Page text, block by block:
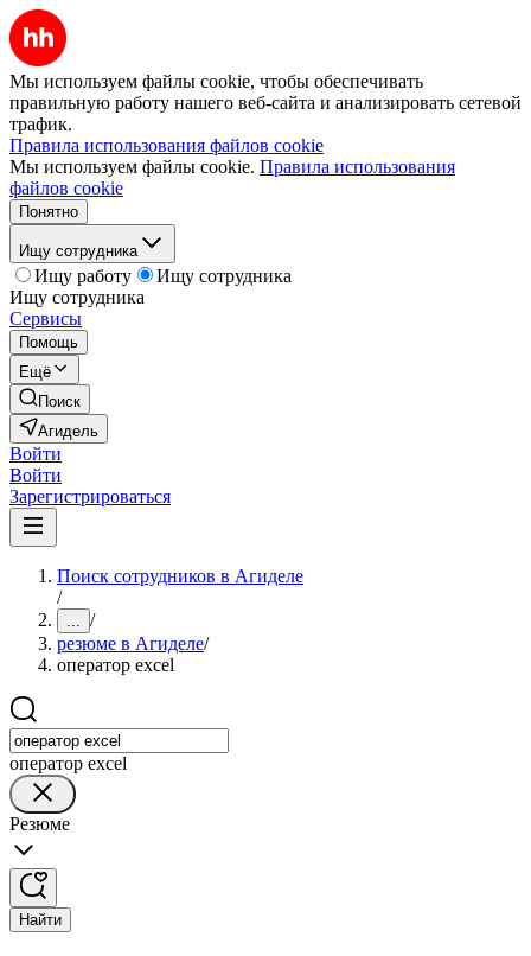
Мы используем файлы cookie, чтобы обеспечивать
правильную работу нашего веб-сайта и анализировать сетевой
трафик.
Правила использования файлов cookie
Мы используем файлы cookie. Правила использования
файлов cookie
Понятно
Ищу сотрудника
Ищу работу
Ищу сотрудника
Ищу сотрудника
Сервисы
Помощь
Ещё
Поиск
Агидель
Войти
Войти
Зарегистрироваться
Поиск сотрудников в Агиделе
/
... /
резюме в Агиделе/
оператор excel
оператор excel
Резюме
Найти